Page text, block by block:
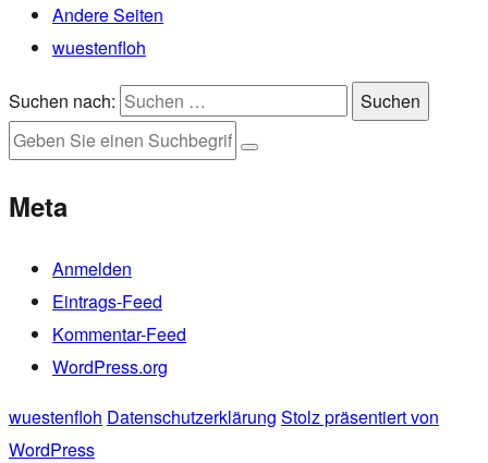
Andere Seiten
wuestenfloh
Suchen nach: Suchen
Meta
Anmelden
Eintrags-Feed
Kommentar-Feed
WordPress.org
wuestenfloh Datenschutzerklärung Stolz präsentiert von
WordPress